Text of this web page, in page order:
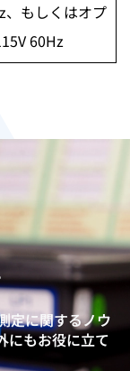
、もしくはオプ
60Hz
定に関するノウ
にもお役に立て